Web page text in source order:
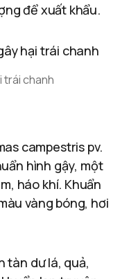
để xuất khẩu.
trái chanh
campestris pv.
hình gậy, một
háo khí. Khuẩn
vàng bóng, hơi
tàn dư lá, quả,